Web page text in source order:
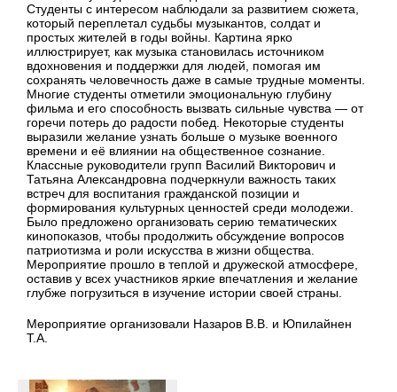
Студенты с интересом наблюдали за развитием сюжета,
который переплетал судьбы музыкантов, солдат и
простых жителей в годы войны. Картина ярко
иллюстрирует, как музыка становилась источником
вдохновения и поддержки для людей, помогая им
сохранять человечность даже в самые трудные моменты.
Многие студенты отметили эмоциональную глубину
фильма и его способность вызвать сильные чувства — от
горечи потерь до радости побед. Некоторые студенты
выразили желание узнать больше о музыке военного
времени и её влиянии на общественное сознание.
Классные руководители групп Василий Викторович и
Татьяна Александровна подчеркнули важность таких
встреч для воспитания гражданской позиции и
формирования культурных ценностей среди молодежи.
Было предложено организовать серию тематических
кинопоказов, чтобы продолжить обсуждение вопросов
патриотизма и роли искусства в жизни общества.
Мероприятие прошло в теплой и дружеской атмосфере,
оставив у всех участников яркие впечатления и желание
глубже погрузиться в изучение истории своей страны.
Мероприятие организовали Назаров В.В. и Юпилайнен
Т.А.